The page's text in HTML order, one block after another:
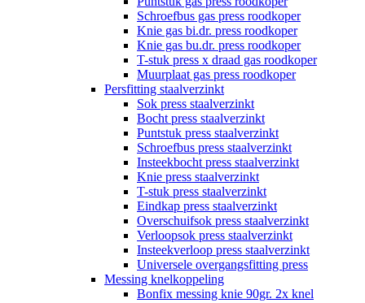
Schroefbus gas press roodkoper
Knie gas bi.dr. press roodkoper
Knie gas bu.dr. press roodkoper
T-stuk press x draad gas roodkoper
Muurplaat gas press roodkoper
Persfitting staalverzinkt
Sok press staalverzinkt
Bocht press staalverzinkt
Puntstuk press staalverzinkt
Schroefbus press staalverzinkt
Insteekbocht press staalverzinkt
Knie press staalverzinkt
T-stuk press staalverzinkt
Eindkap press staalverzinkt
Overschuifsok press staalverzinkt
Verloopsok press staalverzinkt
Insteekverloop press staalverzinkt
Universele overgangsfitting press
Messing knelkoppeling
Bonfix messing knie 90gr. 2x knel